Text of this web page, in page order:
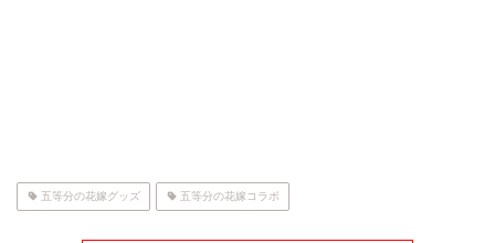
五等分の花嫁グッズ 五等分の花嫁コラボ